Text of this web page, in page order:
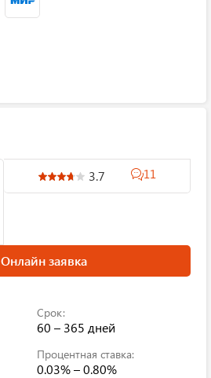
3.7 11
Онлайн заявка
Срок:
60 – 365 дней
Процентная ставка:
0.03% – 0.80%